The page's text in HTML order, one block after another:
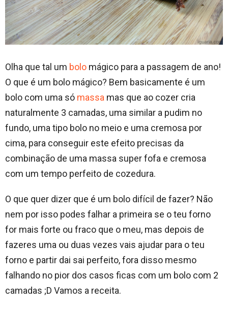
Olha que tal um bolo mágico para a passagem de ano!
O que é um bolo mágico? Bem basicamente é um
bolo com uma só massa mas que ao cozer cria
naturalmente 3 camadas, uma similar a pudim no
fundo, uma tipo bolo no meio e uma cremosa por
cima, para conseguir este efeito precisas da
combinação de uma massa super fofa e cremosa
com um tempo perfeito de cozedura.
O que quer dizer que é um bolo difícil de fazer? Não
nem por isso podes falhar a primeira se o teu forno
for mais forte ou fraco que o meu, mas depois de
fazeres uma ou duas vezes vais ajudar para o teu
forno e partir dai sai perfeito, fora disso mesmo
falhando no pior dos casos ficas com um bolo com 2
camadas ;D Vamos a receita.